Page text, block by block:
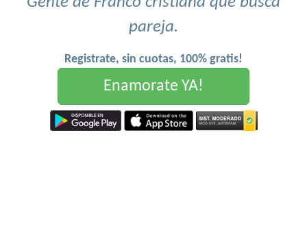
pareja.
Registrate, sin cuotas, 100% gratis!
Enamorate YA!